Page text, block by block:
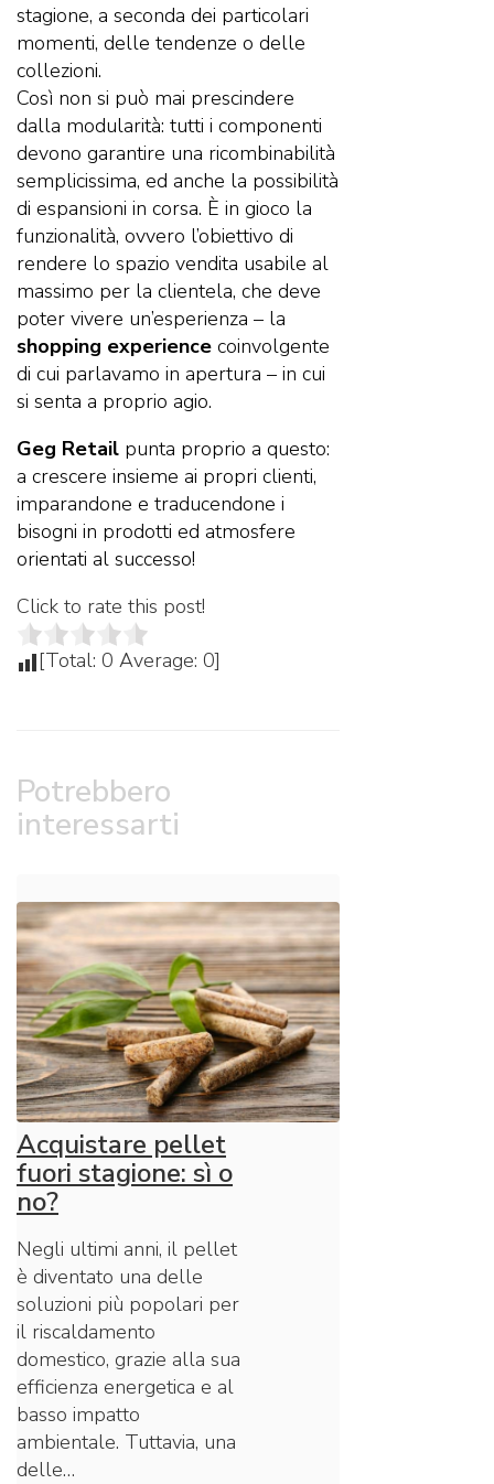
stagione, a seconda dei particolari
momenti, delle tendenze o delle
collezioni.
Così non si può mai prescindere
dalla modularità: tutti i componenti
devono garantire una ricombinabilità
semplicissima, ed anche la possibilità
di espansioni in corsa. È in gioco la
funzionalità, ovvero l’obiettivo di
rendere lo spazio vendita usabile al
massimo per la clientela, che deve
poter vivere un’esperienza – la
shopping experience coinvolgente
di cui parlavamo in apertura – in cui
si senta a proprio agio.
Geg Retail punta proprio a questo:
a crescere insieme ai propri clienti,
imparandone e traducendone i
bisogni in prodotti ed atmosfere
orientati al successo!
Click to rate this post!
[Total: 0 Average: 0]
Potrebbero
interessarti
Acquistare pellet
fuori stagione: sì o
no?
Negli ultimi anni, il pellet
è diventato una delle
soluzioni più popolari per
il riscaldamento
domestico, grazie alla sua
efficienza energetica e al
basso impatto
ambientale. Tuttavia, una
delle…